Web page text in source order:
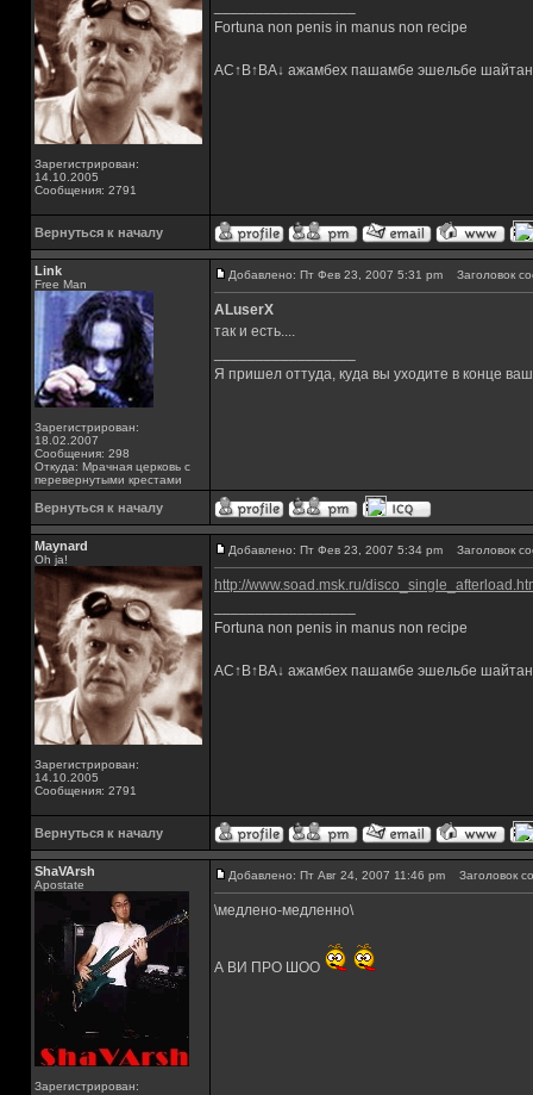
Зарегистрирован:
14.10.2005
Сообщения: 2791
Fortuna non penis in manus non recipe
AC↑B↑BA↓ ажамбех пашамбе эшельбе
Вернуться к началу
Link
Free Man
Зарегистрирован:
18.02.2007
Сообщения: 298
Откуда: Мрачная церковь с
перевернутыми крестами
Добавлено: Пт Фев 23, 2007 5:31 pm Заголовок
АLuserX
так и есть....
Я пришел оттуда, куда вы уходите в конце
Вернуться к началу
Maynard
Oh ja!
Зарегистрирован:
14.10.2005
Сообщения: 2791
Добавлено: Пт Фев 23, 2007 5:34 pm Заголовок
http://www.soad.msk.ru/
Fortuna non penis in manus non recipe
AC↑B↑BA↓ ажамбех пашамбе эшельбе
Вернуться к началу
ShaVArsh
Apostate
Зарегистрирован:
Добавлено: Пт Авг 24, 2007 11:46 pm Заголовок
\медлено-медленно\
А ВИ ПРО ШОО